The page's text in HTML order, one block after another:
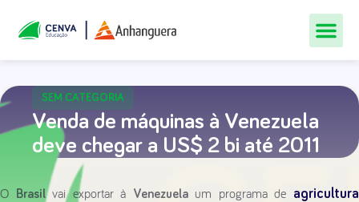
SEM CATEGORIA
Venda de máquinas à Venezuela
deve chegar a US$ 2 bi até 2011
O Brasilvai exportar à Venezuela um programa de agricultura